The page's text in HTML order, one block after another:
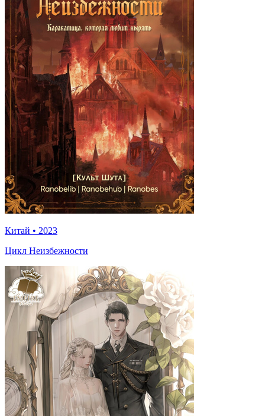
Китай • 2023
Цикл Неизбежности